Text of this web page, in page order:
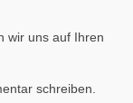
wir uns auf Ihren
schreiben.